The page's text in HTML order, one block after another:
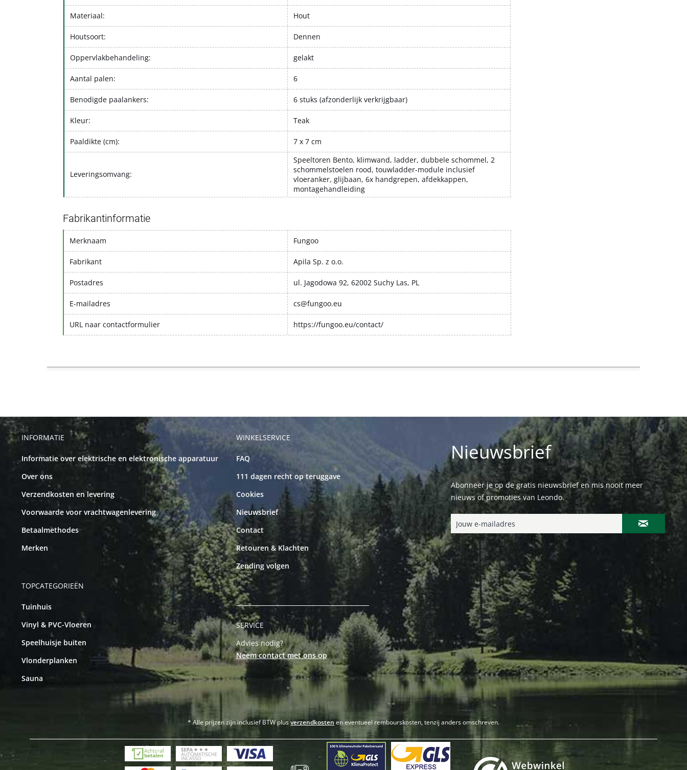
Materiaal: Hout
Houtsoort: Dennen
Oppervlakbehandeling: gelakt
Aantal palen: 6
Benodigde paalankers: 6 stuks (afzonderlijk verkrijgbaar)
Kleur: Teak
Paaldikte (cm): 7 x 7 cm
Leveringsomvang:
Speeltoren Bento, klimwand, ladder, dubbele schommel, 2
schommelstoelen rood, touwladder-module inclusief
vloeranker, glijbaan, 6x handgrepen, afdekkappen,
montagehandleiding
Fabrikantinformatie
Merknaam Fungoo
Fabrikant Apila Sp. z o.o.
Postadres ul. Jagodowa 92, 62002 Suchy Las, PL
E-mailadres cs@fungoo.eu
URL naar contactformulier https://fungoo.eu/contact/
INFORMATIE
Informatie over elektrische en elektronische apparatuur
Over ons
Verzendkosten en levering
Voorwaarde voor vrachtwagenlevering
Betaalmethodes
Merken
TOPCATEGORIEËN
Tuinhuis
Vinyl & PVC-Vloeren
Speelhuisje buiten
Vlonderplanken
Sauna
WINKELSERVICE
FAQ
111 dagen recht op teruggave
Cookies
Nieuwsbrief
Contact
Retouren & Klachten
Zending volgen
SERVICE
Advies nodig?
Neem contact met ons op
Nieuwsbrief
Abonneer je op de gratis nieuwsbrief en mis nooit meer
nieuws of promoties van Leondo.
* Alle prijzen zijn inclusief BTW plusverzendkosten en eventueel rembourskosten, tenzij anders omschreven.